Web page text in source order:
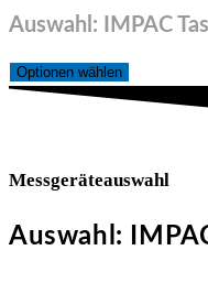
Auswahl: IMPAC
Optionen wählen
Messgeräteauswahl
Auswahl: